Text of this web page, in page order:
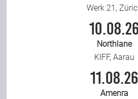
Werk 21,
Northlane
KIFF, Aarau
11.08.26
Amenra